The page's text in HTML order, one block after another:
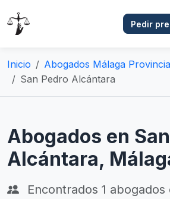
Pedir
Inicio
Abogados Málaga Provincia
San Pedro Alcántara
Abogados en
Alcántara,
Encontrados 1 abogados